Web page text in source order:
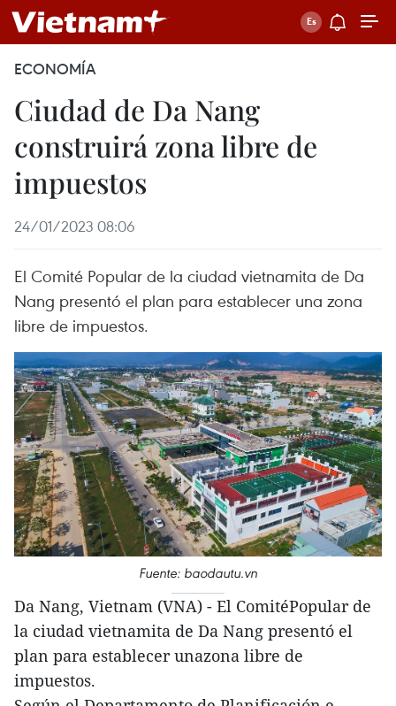
ECONOMÍA
Ciudad de Da Nang
construirá zona libre de
impuestos
24/01/2023 08:06
El Comité Popular de la ciudad vietnamita de Da
Nang presentó el plan para establecer una zona
libre de impuestos.
Fuente: baodautu.vn
Da Nang, Vietnam (VNA) - El ComitéPopular de
la ciudad vietnamita de Da Nang presentó el
plan para establecer unazona libre de
impuestos.